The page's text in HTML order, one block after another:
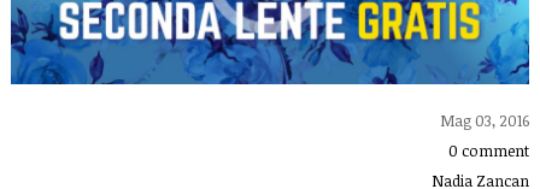
Mag 03, 2016
0 comment
Nadia Zancan